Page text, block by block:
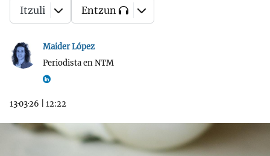
Maider López
Periodista en NTM
13·03·26 12:22
Itzuli Entzun